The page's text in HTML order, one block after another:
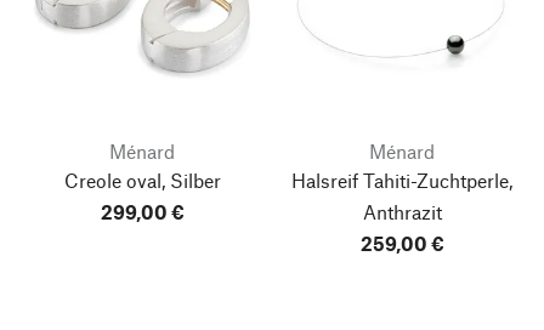
Ménard
Creole oval, Silber
299,00 €
Ménard
Halsreif Tahiti-Zuchtperle,
Anthrazit
259,00 €